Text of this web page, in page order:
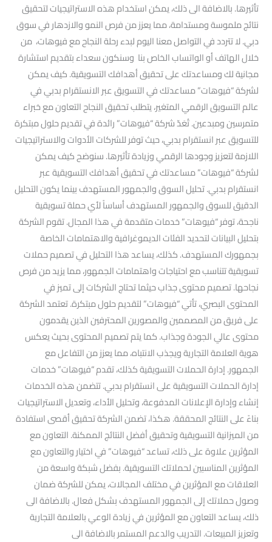
تأثيرها. بالاضافة الى ذلك، يمكن استخدام هذه الاستراتيجيات لتحقيق
نتائج ملموسة ومستدامة، مما يعزز من فرص النمو والازدهار في سوق
دبي. لا تتردد في التواصل معنا اليوم لبدء رحلة النجاح مع فيوهات، من
خلال الهاتف أو الواتساب الخاص بنا وسنكون سعداء بتقديم استشارة
مجانية لك ومساعدتك على تحقيق أهدافك التسويقية. كيف يمكن
لشركة “فيوهات” مساعدتك في التسويق عبر الانستقرام بدبي في
عالم التسويق الرقمي المتغير، يتطلب تحقيق النجاح التعاون مع خبراء
متمرسين ومبدعين. تُعَدّ شركة “فيوهات” رائدة في تقديم حلول مبتكرة
للتسويق عبر انستقرام بدبي، حيث توفر للشركات الأدوات والاستراتيجيات
اللازمة لتعزيز وجودها الرقمي وزيادة تأثيرها. سنوضح كيف يمكن
لشركة “فيوهات” مساعدتك في تحقيق أهدافك التسويقية عبر
انستقرام بدبي. تحليل السوق والجمهور المستهدف بينما يكون التحليل
الدقيق للسوق والجمهور المستهدف أساساً لأي حملة تسويقية
ناجحة، توفر “فيوهات” خدمات متقدمة في هذا المجال. تقوم الشركة
بتحليل البيانات لتحديد الفئات الديموغرافية والاهتمامات الخاصة
بجمهورك المستهدف. كذلك، يساعد هذا التحليل في تصميم حملات
تسويقية تتناسب مع احتياجات واهتمامات الجمهور، مما يزيد من فرص
نجاحها. تصميم محتوى جذاب حيثما تحتاج الشركات إلى تميز في
المحتوى البصري، تأتي “فيوهات” لتقديم حلول مبتكرة. تعتمد الشركة
على فريق من المصممين والمصورين المحترفين الذين يقدمون
محتوى عالي الجودة وجذاب. كما يتم تصميم المحتوى بحيث يعكس
هوية العلامة التجارية ويجذب الانتباه، مما يعزز من التفاعل مع
الجمهور. إدارة الحملات التسويقية كذلك، تقدم “فيوهات” خدمات
إدارة الحملات التسويقية على انستقرام بدبي. تتضمن هذه الخدمات
إنشاء وإدارة الإعلانات المدفوعة، وتحليل الأداء، وتعديل الاستراتيجيات
بناءً على النتائج المحققة. هكذا، تضمن الشركة تحقيق أقصى استفادة
من الميزانية التسويقية وتحقيق أفضل النتائج الممكنة. التعاون مع
المؤثرين علاوة على ذلك، تساعد “فيوهات” في اختيار والتعاون مع
المؤثرين المناسبين لحملاتك التسويقية. بفضل شبكة واسعة من
العلاقات مع المؤثرين في مختلف المجالات، يمكن للشركة ضمان
وصول حملاتك إلى الجمهور المستهدف بشكل فعال. بالاضافة الى
ذلك، يساعد التعاون مع المؤثرين في زيادة الوعي بالعلامة التجارية
وتعزيز المبيعات. التدريب والدعم المستمر بالاضافة الى